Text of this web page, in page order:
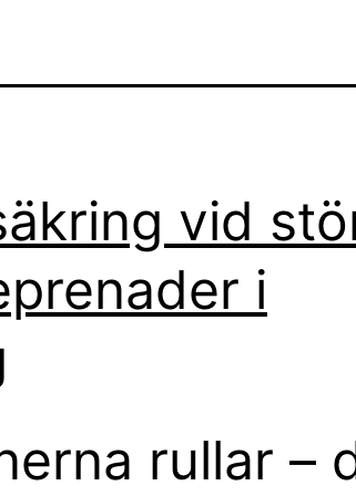
vid
i
rullar –